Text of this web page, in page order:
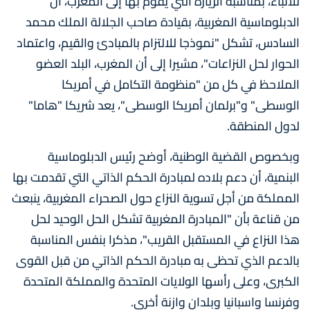
الدبلوماسية المغربية، بقيادة صاحب الجلالة الملك محمد
السادس، تشكل "نموذجا للالتزام بالمبادئ والقيم، واعتماد
الحوار لحل النزاعات"، مشيرا إلى أن المغرب، البلد العضو
الملاحظ في كل من "منظومة التكامل في أمريكا
الوسطى" و"برلمان أمريكا الوسطى"، يعد شريكا "هاما"
لدول المنطقة.
وبخصوص القضية الوطنية، أوضح رئيس الدبلوماسية
البنمية، أن دعم بلاده لمبادرة الحكم الذاتي التي تقدمت بها
المملكة من أجل تسوية النزاع حول الصحراء المغربية، ينبعث
من قناعة بأن "المبادرة المغربية تشكل الحل الوحيد لحل
هذا النزاع في المستقبل القريب"، مذكرا بنفس المناسبة
بالدعم الذي تحظى به مبادرة الحكم الذاتي من قبل القوى
الكبرى، وعلى رأسها الولايات المتحدة والمملكة المتحدة
وفرنسا واسبانيا وبلدان وازنة أخرى.